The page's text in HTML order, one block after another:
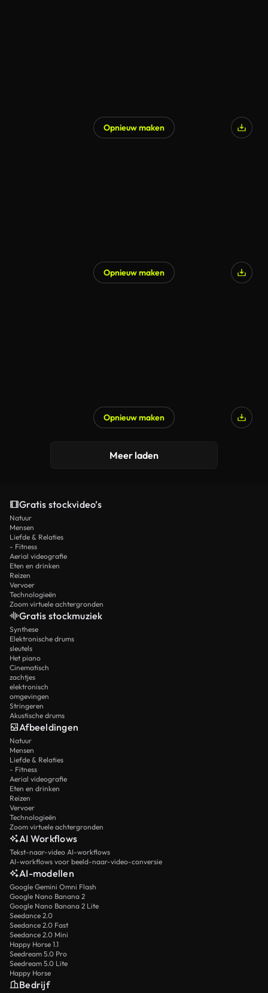
Opnieuw maken
Opnieuw maken
Opnieuw maken
Meer laden
Gratis stockvideo’s
Natuur
Mensen
Liefde & Relaties
- Fitness
Aerial videografie
Eten en drinken
Reizen
Vervoer
Technologieën
Zoom virtuele achtergronden
Gratis stockmuziek
Synthese
Elektronische drums
sleutels
Het piano
Cinematisch
zachtjes
elektronisch
omgevingen
Stringeren
Akustische drums
Afbeeldingen
Natuur
Mensen
Liefde & Relaties
- Fitness
Aerial videografie
Eten en drinken
Reizen
Vervoer
Technologieën
Zoom virtuele achtergronden
AI Workflows
Tekst-naar-video AI-workflows
AI-workflows voor beeld-naar-video-conversie
AI-modellen
Google Gemini Omni Flash
Google Nano Banana 2
Google Nano Banana 2 Lite
Seedance 2.0
Seedance 2.0 Fast
Seedance 2.0 Mini
Happy Horse 1.1
Seedream 5.0 Pro
Seedream 5.0 Lite
Happy Horse
Bedrijf